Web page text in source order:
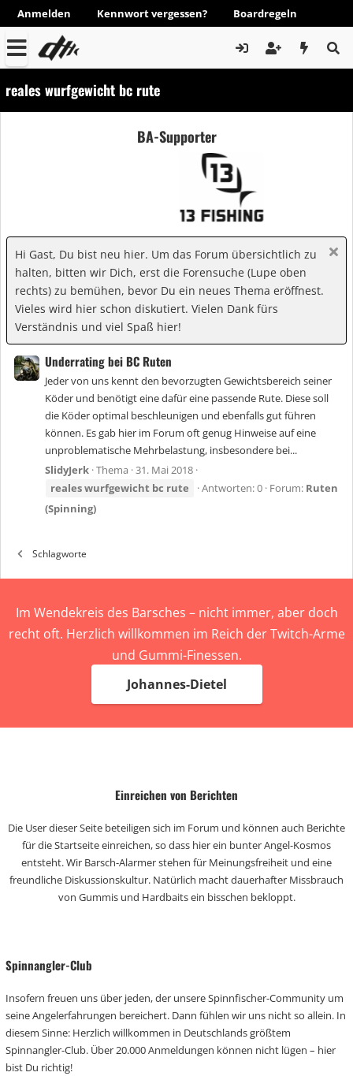
Anmelden Kennwort vergessen? Boardregeln
reales wurfgewicht bc rute
BA-Supporter
Hi Gast, Du bist neu hier. Um das Forum übersichtlich zu
halten, bitten wir Dich, erst die Forensuche (Lupe oben
rechts) zu bemühen, bevor Du ein neues Thema eröffnest.
Vieles wird hier schon diskutiert. Vielen Dank fürs
Verständnis und viel Spaß hier!
Underrating bei BC Ruten
Jeder von uns kennt den bevorzugten Gewichtsbereich seiner
Köder und benötigt eine dafür eine passende Rute. Diese soll
die Köder optimal beschleunigen und ebenfalls gut führen
können. Es gab hier im Forum oft genug Hinweise auf eine
unproblematische Mehrbelastung, insbesondere bei...
SlidyJerk Thema 31. Mai 2018
realeswurfgewicht bc rute Antworten: 0 Forum: Ruten
(Spinning)
Schlagworte
Im Wendekreis des Barsches – nicht immer, aber doch
recht oft. Herzlich willkommen im Reich der Twitch-Arme
und Gummi-Finessen.
Johannes-Dietel
Einreichen von Berichten
Die User dieser Seite beteiligen sich im Forum und können auch Berichte
für die Startseite einreichen, so dass hier ein bunter Angel-Kosmos
entsteht. Wir Barsch-Alarmer stehen für Meinungsfreiheit und eine
freundliche Diskussionskultur. Natürlich macht dauerhafter Missbrauch
von Gummis und Hardbaits ein bisschen bekloppt.
Spinnangler-Club
Insofern freuen uns über jeden, der unsere Spinnfischer-Community um
seine Angelerfahrungen bereichert. Dann fühlen wir uns nicht so allein. In
diesem Sinne: Herzlich willkommen in Deutschlands größtem
Spinnangler-Club. Über 20.000 Anmeldungen können nicht lügen – hier
bist Du richtig!